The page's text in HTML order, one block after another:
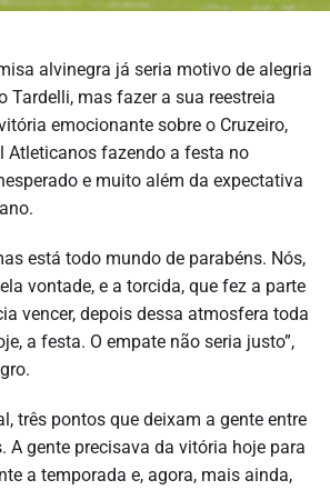
alvinegra já seria motivo de alegria
Tardelli, mas fazer a sua reestreia
emocionante sobre o Cruzeiro,
Atleticanos fazendo a festa no
e muito além da expectativa
está todo mundo de parabéns. Nós,
vontade, e a torcida, que fez a parte
vencer, depois dessa atmosfera toda
a festa. O empate não seria justo”,
três pontos que deixam a gente entre
A gente precisava da vitória hoje para
a temporada e, agora, mais ainda,